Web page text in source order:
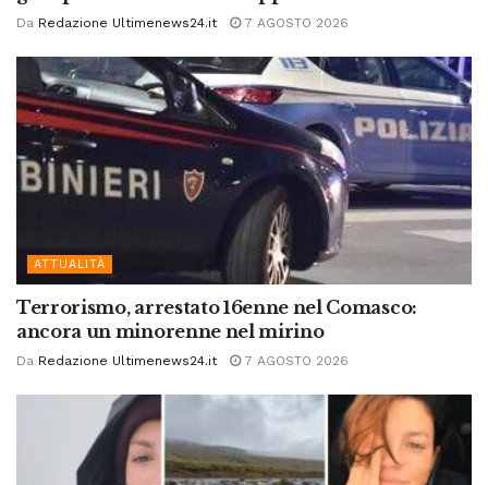
Da Redazione Ultimenews24.it 7 AGOSTO 2026
ATTUALITÀ
Terrorismo, arrestato 16enne nel Comasco:
ancora un minorenne nel mirino
Da Redazione Ultimenews24.it 7 AGOSTO 2026